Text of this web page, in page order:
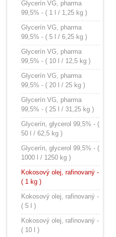
Glycerín VG, pharma
99,5% - ( 1 l / 1,25 kg )
Glycerín VG, pharma
99,5% - ( 5 l / 6,25 kg )
Glycerín VG, pharma
99,5% - ( 10 l / 12,5 kg )
Glycerín VG, pharma
99,5% - ( 20 l / 25 kg )
Glycerín VG, pharma
99,5% - ( 25 l / 31,25 kg )
Glycerín, glycerol 99,5% - (
50 l / 62,5 kg )
Glycerín, glycerol 99,5% - (
1000 l / 1250 kg )
Kokosový olej, rafinovaný -
( 1 kg )
Kokosový olej, rafinovaný -
( 5 l )
Kokosový olej, rafinovaný -
( 10 l )